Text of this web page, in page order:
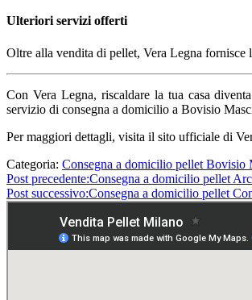
Ulteriori servizi offerti
Oltre alla vendita di pellet, Vera Legna fornisce
Con Vera Legna, riscaldare la tua casa
servizio di consegna a domicilio a Bovisio
Per maggiori dettagli, visita il sito ufficiale di
Categoria: Consegna a domicilio pellet Bovisio
Post precedente:Consegna a domicilio pellet
Post successivo:Consegna a domicilio pellet